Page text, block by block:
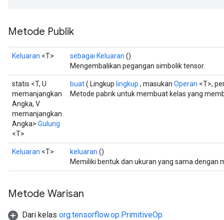
Metode Publik
Keluaran <T> sebagai Keluaran ()
Mengembalikan pegangan simbolik tensor.
statis <T, U
memanjangkan
Angka, V
memanjangkan
Angka> Gulung
<T>
buat( Lingkup lingkup , masukan Operan <T>,
Metode pabrik untuk membuat kelas yang
Keluaran <T> keluaran ()
Memiliki bentuk dan ukuran yang sama dengan
Metode Warisan
Dari kelas org.tensorflow.op.PrimitiveOp